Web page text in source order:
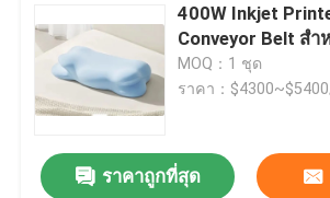
400W Inkjet
Conveyor Belt สํ
MOQ：1 ชุด
ราคา：
ราคาถูกที่สุด